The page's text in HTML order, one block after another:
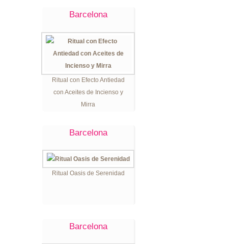
Barcelona
Ritual con Efecto Antiedad
con Aceites de Incienso y
Mirra
Barcelona
Ritual Oasis de Serenidad
Barcelona